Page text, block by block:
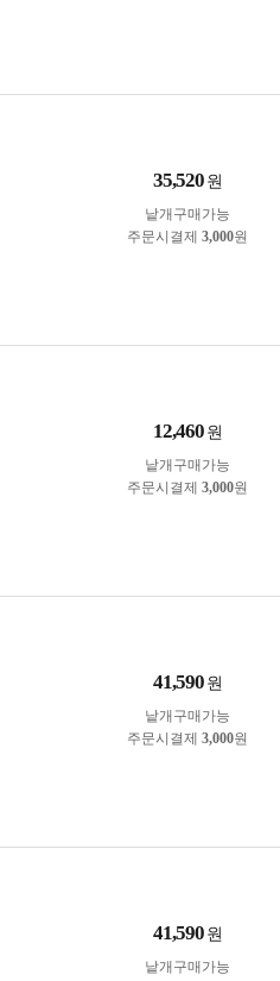
35,520 원
낱개구매가능
주문시결제 3,000원
12,460 원
낱개구매가능
주문시결제 3,000원
41,590 원
낱개구매가능
주문시결제 3,000원
41,590 원
낱개구매가능